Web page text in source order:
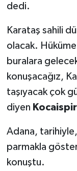
dedi.
Karataş sahili
olacak.
buralara
konuşacağız,
taşıyacak çok
diyen Kocaispir
Adana,
parmakla
konuştu.